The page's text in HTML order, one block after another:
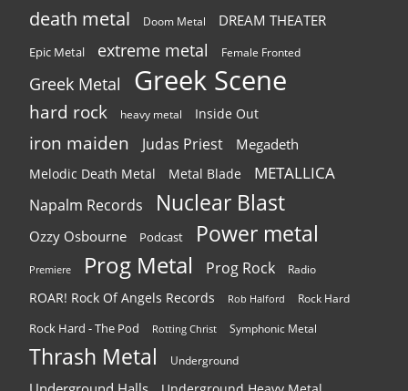
death metal Doom Metal DREAM THEATER
Epic Metal extreme metal Female Fronted
Greek Metal Greek Scene
hard rock heavy metal Inside Out
iron maiden Judas Priest Megadeth
Melodic Death Metal Metal Blade METALLICA
Napalm Records Nuclear Blast
Ozzy Osbourne Podcast Power metal
Premiere Prog Metal Prog Rock Radio
ROAR! Rock Of Angels Records Rob Halford Rock Hard
Rock Hard - The Pod Rotting Christ Symphonic Metal
Thrash Metal Underground